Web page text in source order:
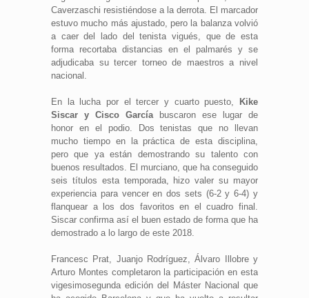
Caverzaschi resistiéndose a la derrota. El marcador
estuvo mucho más ajustado, pero la balanza volvió
a caer del lado del tenista vigués, que de esta
forma recortaba distancias en el palmarés y se
adjudicaba su tercer torneo de maestros a nivel
nacional.
En la lucha por el tercer y cuarto puesto,
Kike
Siscar y Cisco Garcíabuscaron ese lugar de
honor en el podio. Dos tenistas que no llevan
mucho tiempo en la práctica de esta disciplina,
pero que ya están demostrando su talento con
buenos resultados. El murciano, que ha conseguido
seis títulos esta temporada, hizo valer su mayor
experiencia para vencer en dos sets (6-2 y 6-4) y
flanquear a los dos favoritos en el cuadro final.
Siscar confirma así el buen estado de forma que ha
demostrado a lo largo de este 2018.
Francesc Prat, Juanjo Rodríguez, Álvaro Illobre y
Arturo Montes completaron la participación en esta
vigesimosegunda edición del Máster Nacional que